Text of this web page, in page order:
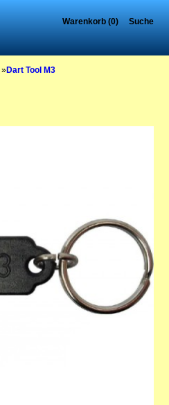
Warenkorb (0) Suche
»Dart Tool M3